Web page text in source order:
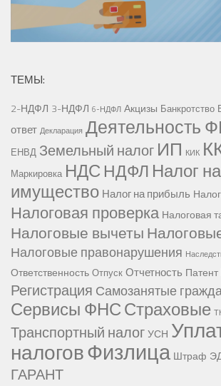
ТЕМЫ:
2-НДФЛ 3-НДФЛ 6-НДФЛ Акцизы Банкротство
ответ Декларация Деятельность
ЕНВД Земельный налог ИП КИК
Маркировка НДС НДФЛ Налог на
имущество Налог на прибыль
Налоговая проверка Налоговая
Налоговые вычеты
Налоговые правонарушения
Ответственность Отпуск Отчетность Патент
Регистрация Самозанятые
Сервисы ФНССтраховые
Транспортный налогУСН
налоговФизлица Штраф
ГАРАНТ